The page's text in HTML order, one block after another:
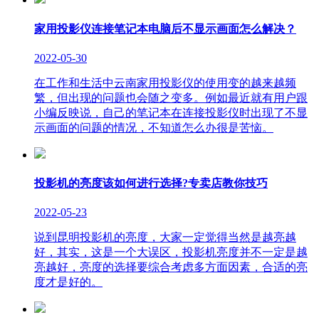
家用投影仪连接笔记本电脑后不显示画面怎么解决？
2022-05-30
在工作和生活中云南家用投影仪的使用变的越来越频
繁，但出现的问题也会随之变多。例如最近就有用户跟
小编反映说，自己的笔记本在连接投影仪时出现了不显
示画面的问题的情况，不知道怎么办很是苦恼。
投影机的亮度该如何进行选择?专卖店教你技巧
2022-05-23
说到昆明投影机的亮度，大家一定觉得当然是越亮越
好，其实，这是一个大误区，投影机亮度并不一定是越
亮越好，亮度的选择要综合考虑多方面因素，合适的亮
度才是好的。